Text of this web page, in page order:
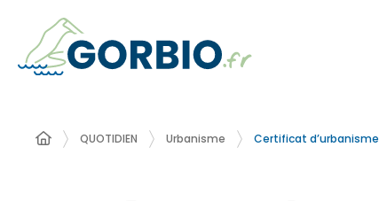
QUOTIDIEN Urbanisme Certificat d’urbanisme